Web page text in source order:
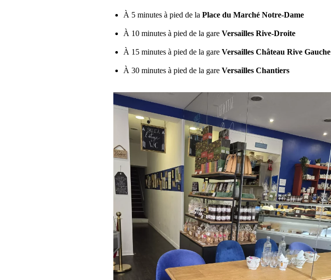
À 5 minutes à pied de la Place du Marché Notre-Dame
À 10 minutes à pied de la gare Versailles Rive-Droite
À 15 minutes à pied de la gare Versailles Château Rive Gauche
À 30 minutes à pied de la gare Versailles Chantiers